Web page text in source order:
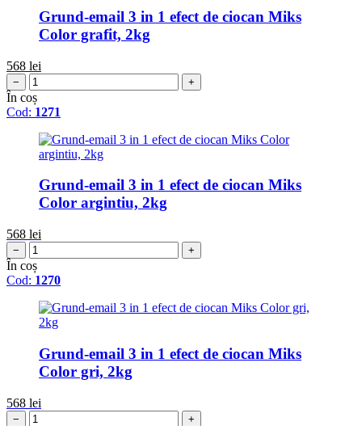
Grund-email 3 in 1 efect de ciocan Miks
Color grafit, 2kg
568 lei
− +
În coș
Cod: 1271
Grund-email 3 in 1 efect de ciocan Miks
Color argintiu, 2kg
568 lei
− +
În coș
Cod: 1270
Grund-email 3 in 1 efect de ciocan Miks
Color gri, 2kg
568 lei
− +